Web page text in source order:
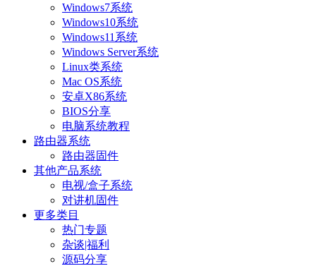
Windows7系统
Windows10系统
Windows11系统
Windows Server系统
Linux类系统
Mac OS系统
安卓X86系统
BIOS分享
电脑系统教程
路由器系统
路由器固件
其他产品系统
电视/盒子系统
对讲机固件
更多类目
热门专题
杂谈|福利
源码分享